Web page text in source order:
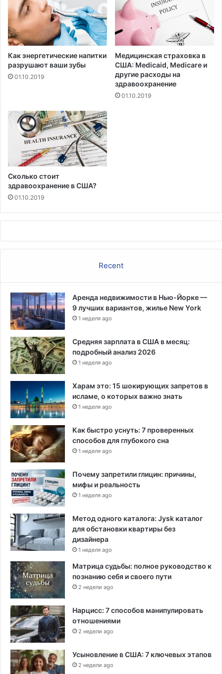
Как энергетические напитки
разрушают ваши зубы
01.10.2019
Медицинская страховка в
США: Medicaid, Medicare и
другие расходы на
здравоохранение
01.10.2019
Сколько стоит
здравоохранение в США?
01.10.2019
Recent
Аренда недвижимости в Нью-Йорке —
9 лучших вариантов, жилье New York
1 неделя ago
Средняя зарплата в США в месяц:
подробный анализ 2026
1 неделя ago
Харам это: 15 шокирующих запретов в
исламе, о которых важно знать
1 неделя ago
Как быстро уснуть: 7 проверенных
способов для глубокого сна
1 неделя ago
Почему запретили глицин: причины,
мифы и реальность
1 неделя ago
Метод одного каталога: Jysk каталог
для обстановки квартиры без
дизайнера
1 неделя ago
Матрица судьбы: полное руководство к
познанию себя и своего пути
2 недели ago
Нарцисс: 7 способов манипулировать
отношениями
2 недели ago
Усыновление в США: 7 ключевых этапов
2 недели ago